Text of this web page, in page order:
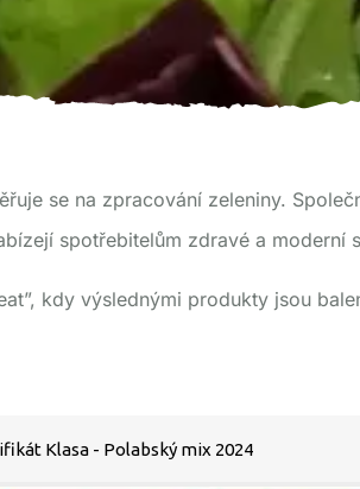
se na zpracování zeleniny.
spotřebitelům zdravé a moderní
kdy výslednými produkty jsou
Klasa - Polabský mix 2024